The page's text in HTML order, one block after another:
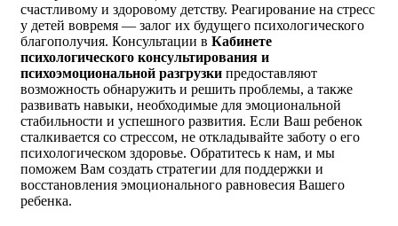
счастливому и здоровому детству. Реагирование на стресс
у детей вовремя — залог их будущего психологического
благополучия. Консультации в Кабинете
психологического консультирования и
психоэмоциональной разгрузки предоставляют
возможность обнаружить и решить проблемы, а также
развивать навыки, необходимые для эмоциональной
стабильности и успешного развития. Если Ваш ребенок
сталкивается со стрессом, не откладывайте заботу о его
психологическом здоровье. Обратитесь к нам, и мы
поможем Вам создать стратегии для поддержки и
восстановления эмоционального равновесия Вашего
ребенка.